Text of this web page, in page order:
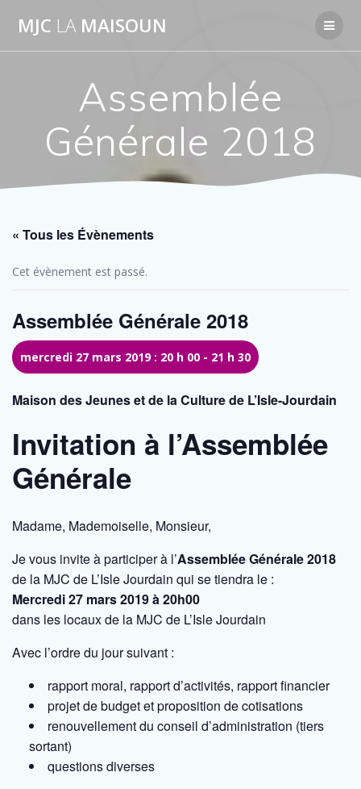
MJC LA MAISOUN
Assemblée
Générale 2018
« Tous les Évènements
Cet évènement est passé.
Assemblée Générale 2018
mercredi 27 mars 2019 : 20 h 00 - 21 h 30
Maison des Jeunes et de la Culture de L’Isle-Jourdain
Invitation à l’Assemblée
Générale
Madame, Mademoiselle, Monsieur,
Je vous invite à participer à l’Assemblée Générale 2018
de la MJC de L’Isle Jourdain qui se tiendra le :
Mercredi 27 mars 2019 à 20h00
dans les locaux de la MJC de L’Isle Jourdain
Avec l’ordre du jour suivant :
rapport moral, rapport d’activités, rapport financier
projet de budget et proposition de cotisations
renouvellement du conseil d’administration (tiers
sortant)
questions diverses